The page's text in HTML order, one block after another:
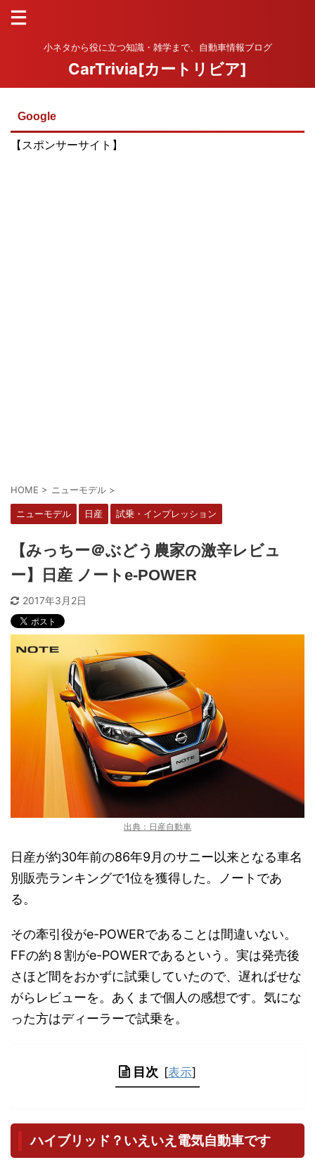
小ネタから役に立つ知識・雑学まで、自動車情報ブログ
CarTrivia[カートリビア]
Google
【スポンサーサイト】
HOME > ニューモデル >
ニューモデル 日産 試乗・インプレッション
【みっちー＠ぶどう農家の激辛レビュ
ー】日産 ノートe-POWER
2017年3月2日
出典：日産自動車
日産が約30年前の86年9月のサニー以来となる車名
別販売ランキングで1位を獲得した。ノートであ
る。
その牽引役がe-POWERであることは間違いない。
FFの約８割がe-POWERであるという。実は発売後
さほど間をおかずに試乗していたので、遅ればせな
がらレビューを。あくまで個人の感想です。気にな
った方はディーラーで試乗を。
目次 [表示]
ハイブリッド？いえいえ電気自動車です